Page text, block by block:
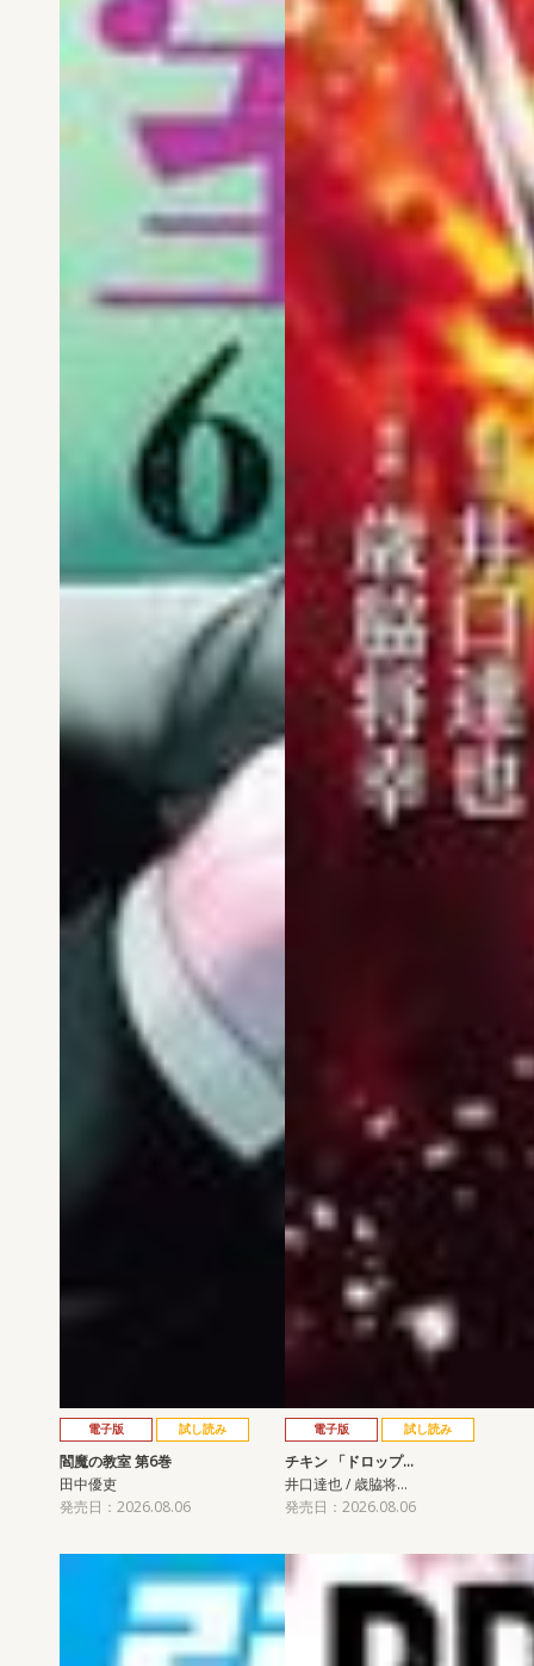
電子版 試し読み
閻魔の教室 第6巻
田中優吏
発売日：2026.08.06
電子版 試し読み
チキン 「ドロップ…
井口達也 / 歳脇将…
発売日：2026.08.06